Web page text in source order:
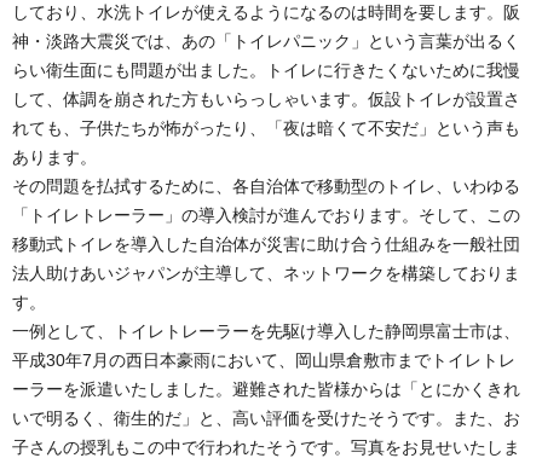
しており、水洗トイレが使えるようになるのは時間を要します。阪
神・淡路大震災では、あの「トイレパニック」という言葉が出るく
らい衛生面にも問題が出ました。トイレに行きたくないために我慢
して、体調を崩された方もいらっしゃいます。仮設トイレが設置さ
れても、子供たちが怖がったり、「夜は暗くて不安だ」という声も
あります。
その問題を払拭するために、各自治体で移動型のトイレ、いわゆる
「トイレトレーラー」の導入検討が進んでおります。そして、この
移動式トイレを導入した自治体が災害に助け合う仕組みを一般社団
法人助けあいジャパンが主導して、ネットワークを構築しておりま
す。
一例として、トイレトレーラーを先駆け導入した静岡県富士市は、
平成30年7月の西日本豪雨において、岡山県倉敷市までトイレトレ
ーラーを派遣いたしました。避難された皆様からは「とにかくきれ
いで明るく、衛生的だ」と、高い評価を受けたそうです。また、お
子さんの授乳もこの中で行われたそうです。写真をお見せいたしま